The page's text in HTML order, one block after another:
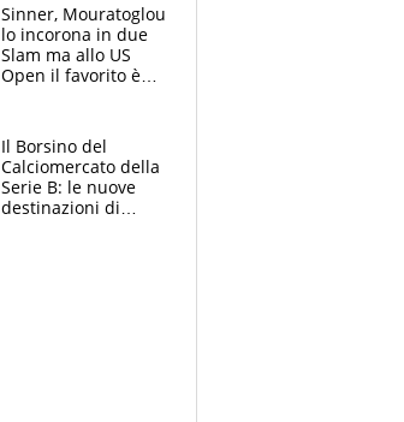
Sinner, Mouratoglou
lo incorona in due
Slam ma allo US
Open il favorito è
museo
Il Borsino del
Calciomercato della
Serie B: le nuove
destinazioni di